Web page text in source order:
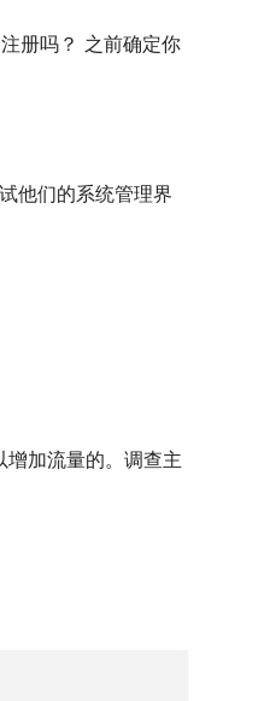
册吗？ 之前确定你
他们的系统管理界
加流量的。调查主